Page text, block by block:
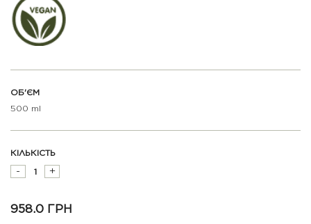
ОБ'ЄМ
500 ml
КІЛЬКІСТЬ
- +
958.0 ГРН